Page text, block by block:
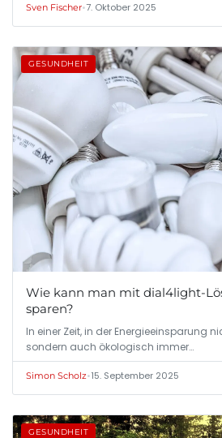
Sven Fischer•7. Oktober 2025
GESUNDHEIT
Wie kann man mit dial4light-
sparen?
In einer Zeit, in der Energieeinsparung
sondern auch ökologisch immer…
Simon Scholz•15. September 2025
GESUNDHEIT